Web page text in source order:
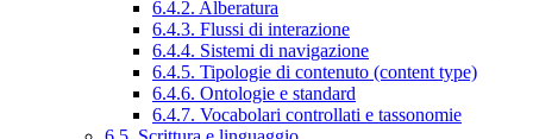
6.4.2. Alberatura
6.4.3. Flussi di interazione
6.4.4. Sistemi di navigazione
6.4.5. Tipologie di contenuto (content type)
6.4.6. Ontologie e standard
6.4.7. Vocabolari controllati e tassonomie